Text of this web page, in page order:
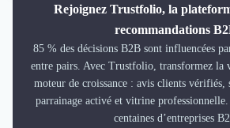
Rejoignez Trustfolio, la
recommandations
85 % des décisions B2B sont influencées
entre pairs. Avec Trustfolio, transformez la
moteur de croissance : avis clients vérifiés,
parrainage activé et vitrine professionnelle.
centaines d’entreprises